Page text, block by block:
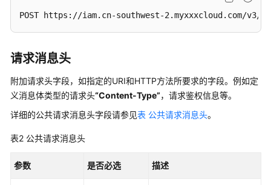
用
考
产
术
POST https://iam.cn-southwest-2.myxxxcloud.com/v3/
请求消息头
附加请求头字段，如指定的URI和HTTP方法所要求的字段。例如定
义消息体类型的请求头“Content-Type”，请求鉴权信息等。
详细的公共请求消息头字段请参见表 公共请求消息头。
表2 公共请求消息头
参数 是否必选 描述